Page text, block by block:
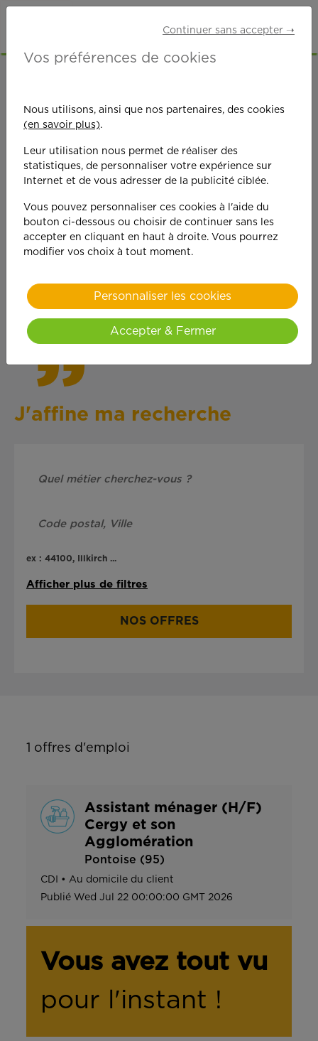
On est toujours plus
performant
quand on y met du
cœur !
J'affine ma recherche
ex : 44100, Illkirch ...
Afficher plus de filtres
NOS OFFRES
1 offres d'emploi
Assistant ménager (H/F)
Cergy et son
Agglomération
Pontoise (95)
CDI • Au domicile du client
Publié Wed Jul 22 00:00:00 GMT 2026
Vous avez tout vu
pour l'instant !
Continuer sans accepter ➝
Vos préférences de cookies
Nous utilisons, ainsi que nos partenaires, des cookies
(en savoir plus).
Leur utilisation nous permet de réaliser des
statistiques, de personnaliser votre expérience sur
Internet et de vous adresser de la publicité ciblée.
Vous pouvez personnaliser ces cookies à l'aide du
bouton ci-dessous ou choisir de continuer sans les
accepter en cliquant en haut à droite. Vous pourrez
modifier vos choix à tout moment.
Personnaliser les cookies
Accepter & Fermer